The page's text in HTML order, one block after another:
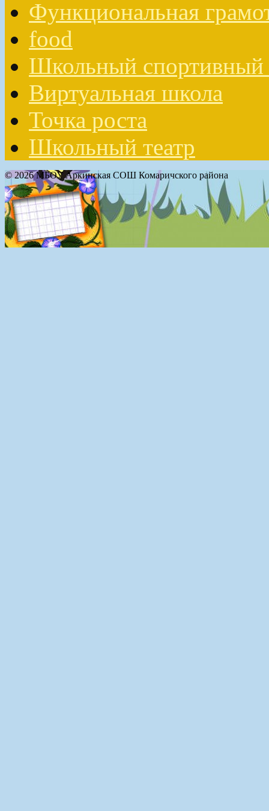
Функциональная
food
Школьный спортивный
Виртуальная школа
Точка роста
Школьный театр
© 2026 МБОУ Аркинская СОШ Комаричского района